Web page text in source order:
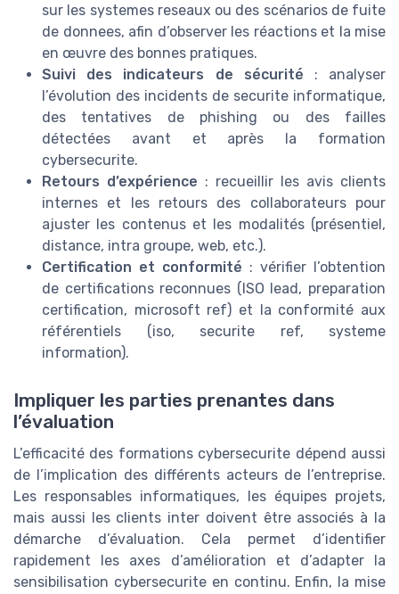
sur les systemes reseaux ou des scénarios de fuite
de donnees, afin d’observer les réactions et la mise
en œuvre des bonnes pratiques.
Suivi des indicateurs de sécurité : analyser
l’évolution des incidents de securite informatique,
des tentatives de phishing ou des failles
détectées avant et après la formation
cybersecurite.
Retours d’expérience : recueillir les avis clients
internes et les retours des collaborateurs pour
ajuster les contenus et les modalités (présentiel,
distance, intra groupe, web, etc.).
Certification et conformité : vérifier l’obtention
de certifications reconnues (ISO lead, preparation
certification, microsoft ref) et la conformité aux
référentiels (iso, securite ref, systeme
information).
Impliquer les parties prenantes dans
l’évaluation
L’efficacité des formations cybersecurite dépend aussi
de l’implication des différents acteurs de l’entreprise.
Les responsables informatiques, les équipes projets,
mais aussi les clients inter doivent être associés à la
démarche d’évaluation. Cela permet d’identifier
rapidement les axes d’amélioration et d’adapter la
sensibilisation cybersecurite en continu. Enfin, la mise